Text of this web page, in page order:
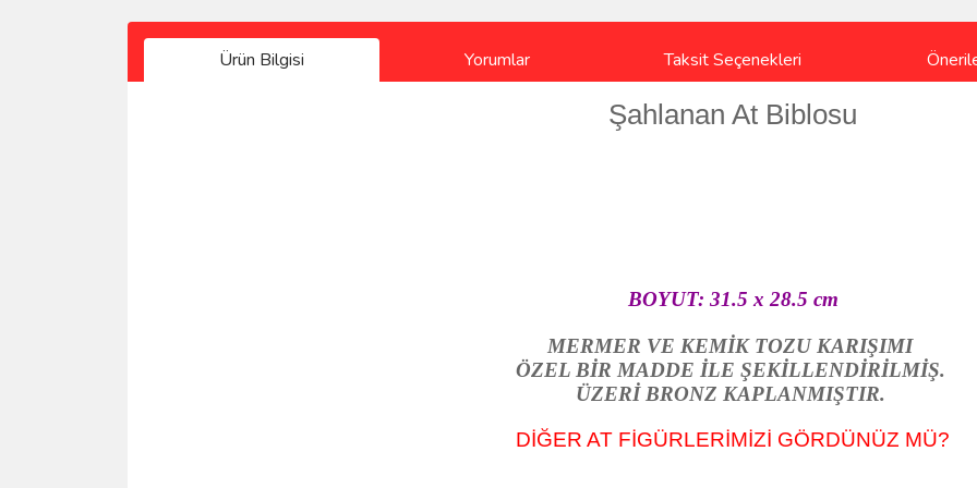
Ürün Bilgisi Yorumlar Taksit Seçenekleri
Şahlanan At Biblosu
BOYUT: 31.5 x 28.5 cm
MERMER VE KEMİK TOZU KARIŞIMI
ÖZEL BİR MADDE İLE ŞEKİLLENDİRİLMİŞ.
ÜZERİ BRONZ KAPLANMIŞTIR.
DİĞER AT FİGÜRLERİMİZİ GÖRDÜNÜZ MÜ?